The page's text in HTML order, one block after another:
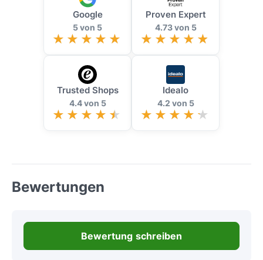
Google
5 von 5
Proven Expert
4.73 von 5
Trusted Shops
4.4 von 5
Idealo
4.2 von 5
Bewertungen
Bewertung schreiben